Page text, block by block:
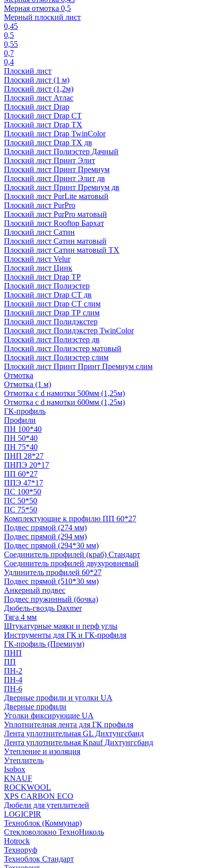
Мерная отмотка 0,5
Мерный плоский лист
0,45
0,5
0,55
0,7
0,4
Плоский лист
Плоский лист (1 м)
Плоский лист (1,2м)
Плоский лист Атлас
Плоский лист Drap
Плоский лист Drap СТ
Плоский лист Drap TX
Плоский лист Drap TwinColor
Плоский лист Drap ТХ дв
Плоский лист Полиэстер Дачный
Плоский лист Принт Элит
Плоский лист Принт Премиум
Плоский лист Принт Элит дв
Плоский лист Принт Премиум дв
Плоский лист PurLite матовый
Плоский лист PurPro
Плоский лист PurPro матовый
Плоский лист Rooftop Бархат
Плоский лист Сатин
Плоский лист Сатин матовый
Плоский лист Сатин матовый TX
Плоский лист Velur
Плоский лист Цинк
Плоский лист Drap ТР
Плоский лист Полиэстер
Плоский лист Drap СТ дв
Плоский лист Drap СТ слим
Плоский лист Drap ТР слим
Плоский лист Полидэкстер
Плоский лист Полидэкстер TwinColor
Плоский лист Полиэстер дв
Плоский лист Полиэстер матовый
Плоский лист Полиэстер слим
Плоский лист Принт Принт Премиум слим
Отмотка
Отмотка (1 м)
Отмотка с d намотки 500мм (1,25м)
Отмотка с d намотки 600мм (1,25м)
ГК-профиль
Профили
ПН 100*40
ПН 50*40
ПН 75*40
ПНП 28*27
ПНПЭ 20*17
ПП 60*27
ППЭ 47*17
ПС 100*50
ПС 50*50
ПС 75*50
Комплектующие к профилю ПП 60*27
Подвес прямой (274 мм)
Подвес прямой (294 мм)
Подвес прямой (294*30 мм)
Соединитель профилей (краб) Стандарт
Соединитель профилей двухуровневый
Удлинитель профилей 60*27
Подвес прямой (510*30 мм)
Анкерный подвес
Подвес пружинный (бочка)
Дюбель-гвоздь Daxmer
Тяга 4 мм
Штукатурные маяки и перф углы
Инструменты для ГК и ГК-профиля
ГК-профиль (Премиум)
ПНП
ПП
ПН-2
ПН-4
ПН-6
Дверные профили и уголки UA
Дверные профили
Уголки фиксирующие UA
Уплотнителная лента для ГК профиля
Лента уплотнительная GL Дихтунгсбанд
Лента уплотнительная Knauf Дихтунгсбанд
Утепление и изоляция
Утеплитель
Isobox
KNAUF
ROCKWOOL
XPS CARBON ECO
Дюбели для утеплителей
LOGICPIR
Техноблок (Коммунар)
Стекловолокно ТехноНиколь
Hotrock
Технoруф
Техноблок Стандарт